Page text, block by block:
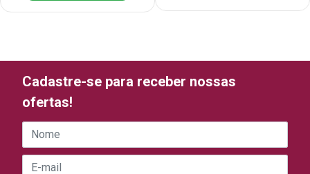
Cadastre-se para receber nossas
ofertas!